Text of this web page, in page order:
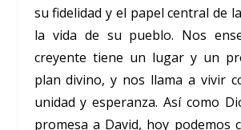
su fidelidad y el papel central de
la vida de su pueblo. Nos
creyente tiene un lugar y un
plan divino, y nos llama a vivir
unidad y esperanza. Así como
promesa a David, hoy podemos